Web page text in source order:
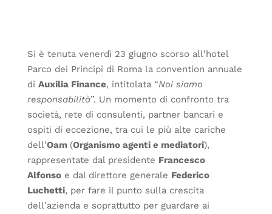
Si è tenuta venerdì 23 giugno scorso all’hotel
Parco dei Principi di Roma la convention annuale
di Auxilia Finance, intitolata “Noi siamo
responsabilità”. Un momento di confronto tra
società, rete di consulenti, partner bancari e
ospiti di eccezione, tra cui le più alte cariche
dell’Oam (Organismo agenti e mediatori),
rappresentate dal presidente Francesco
Alfonso e dal direttore generale Federico
Luchetti, per fare il punto sulla crescita
dell’azienda e soprattutto per guardare ai